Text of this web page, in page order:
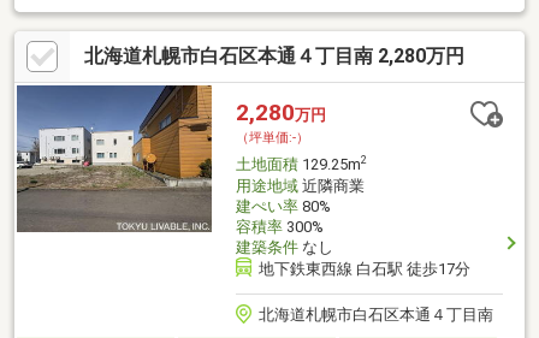
に建築へ移行可能・お好みのハウスメーカー・工務店等で建築が
可能▼周辺環境・西白石小学校 徒歩4分(約270m)・白石つつじ公
園 徒歩2分(約110m)・コープさっぽろしろいし中央店 徒歩6分(約
410m)・セイコーマート白石中央店 徒歩3分(約240m)■ ご希望の
住まい探しをお手伝いします ━━━━━・・・物件の詳細・ご相
談はお気軽にお問い合わせください。
北海道札幌市白石区本通４丁目南 2,280万円
2,280万円
（坪単価:-）
土地面積129.25m2
用途地域近隣商業
建ぺい率80%
容積率300%
建築条件なし
地下鉄東西線 白石駅 徒歩17分
北海道札幌市白石区本通４丁目南